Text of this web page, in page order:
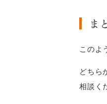
ま
このよ
どちら
相談く